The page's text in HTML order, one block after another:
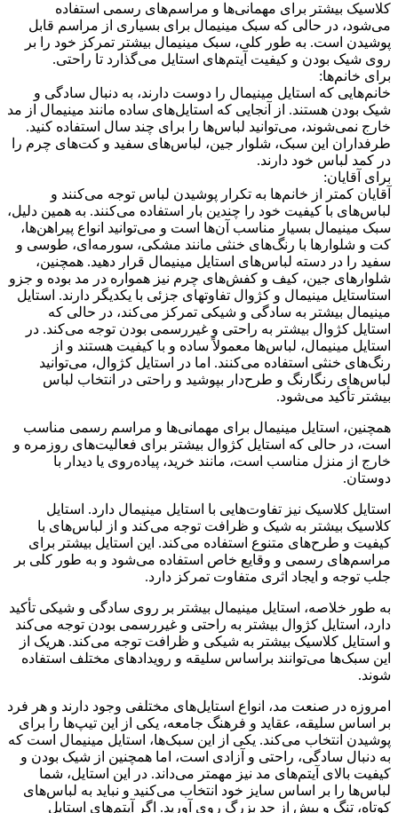
کلاسیک بیشتر برای مهمانی‌ها و مراسم‌های رسمی استفاده
می‌شود، در حالی که سبک مینیمال برای بسیاری از مراسم قابل
پوشیدن است. به طور کلی، سبک مینیمال بیشتر تمرکز خود را بر
روی شیک بودن و کیفیت آیتم‌های استایل می‌گذارد تا راحتی.
برای خانم‌ها:
خانم‌هایی که استایل مینیمال را دوست دارند، به دنبال سادگی و
شیک بودن هستند. از آنجایی که استایل‌های ساده مانند مینیمال از مد
خارج نمی‌شوند، می‌توانید لباس‌ها را برای چند سال استفاده کنید.
طرفداران این سبک، شلوار جین، لباس‌های سفید و کت‌های چرم را
در کمد لباس خود دارند.
برای آقایان:
آقایان کمتر از خانم‌ها به تکرار پوشیدن لباس توجه می‌کنند و
لباس‌های با کیفیت خود را چندین بار استفاده می‌کنند. به همین دلیل،
سبک مینیمال بسیار مناسب آن‌ها است و می‌توانید انواع پیراهن‌ها،
کت و شلوارها با رنگ‌های خنثی مانند مشکی، سورمه‌ای، طوسی و
سفید را در دسته لباس‌های استایل مینیمال قرار دهید. همچنین،
شلوارهای جین، کیف و کفش‌های چرم نیز همواره در مد بوده و جزو
استاستایل مینیمال و کژوال تفاوتهای جزئی با یکدیگر دارند. استایل
مینیمال بیشتر به سادگی و شیکی تمرکز می‌کند، در حالی که
استایل کژوال بیشتر به راحتی و غیررسمی بودن توجه می‌کند. در
استایل مینیمال، لباس‌ها معمولاً ساده و با کیفیت هستند و از
رنگ‌های خنثی استفاده می‌کنند. اما در استایل کژوال، می‌توانید
لباس‌های رنگارنگ و طرح‌دار بپوشید و راحتی در انتخاب لباس
بیشتر تأکید می‌شود.
همچنین، استایل مینیمال برای مهمانی‌ها و مراسم رسمی مناسب
است، در حالی که استایل کژوال بیشتر برای فعالیت‌های روزمره و
خارج از منزل مناسب است، مانند خرید، پیاده‌روی یا دیدار با
دوستان.
استایل کلاسیک نیز تفاوت‌هایی با استایل مینیمال دارد. استایل
کلاسیک بیشتر به شیک و ظرافت توجه می‌کند و از لباس‌های با
کیفیت و طرح‌های متنوع استفاده می‌کند. این استایل بیشتر برای
مراسم‌های رسمی و وقایع خاص استفاده می‌شود و به طور کلی بر
جلب توجه و ایجاد اثری متفاوت تمرکز دارد.
به طور خلاصه، استایل مینیمال بیشتر بر روی سادگی و شیکی تأکید
دارد، استایل کژوال بیشتر به راحتی و غیررسمی بودن توجه می‌کند
و استایل کلاسیک بیشتر به شیکی و ظرافت توجه می‌کند. هریک از
این سبک‌ها می‌توانند براساس سلیقه و رویدادهای مختلف استفاده
شوند.
امروزه در صنعت مد، انواع استایل‌های مختلفی وجود دارند و هر فرد
بر اساس سلیقه، عقاید و فرهنگ جامعه، یکی از این تیپ‌ها را برای
پوشیدن انتخاب می‌کند. یکی از این سبک‌ها، استایل مینیمال است که
به دنبال سادگی، راحتی و آزادی است، اما همچنین از شیک بودن و
کیفیت بالای آیتم‌های مد نیز مهمتر می‌داند. در این استایل، شما
لباس‌ها را بر اساس سایز خود انتخاب می‌کنید و نباید به لباس‌های
کوتاه، تنگ و بیش از حد بزرگ روی آورید. اگر آیتم‌های استایل